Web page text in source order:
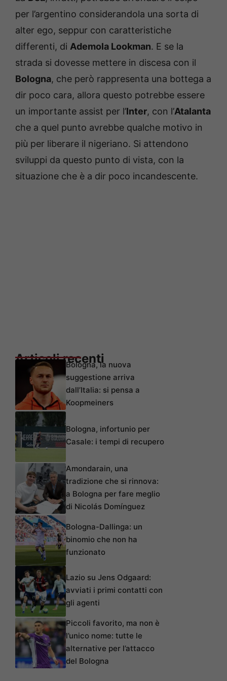
per l’argentino considerandola una sorta di
alter ego, seppur con caratteristiche
differenti, di Ademola Lookman. E se la
strada si dovesse mettere in discesa con il
Bologna, che però rappresenta una bottega a
dir poco cara, allora questo potrebbe essere
un importante assist per l’Inter, con l’Atalanta
che a quel punto avrebbe qualche motivo in
più per liberare il nigeriano. Si attendono
sviluppi da questo punto di vista, con la
situazione che è a dir poco incandescente.
Articoli recenti
Bologna, la nuova
suggestione arriva
dall’Italia: si pensa a
Koopmeiners
Bologna, infortunio per
Casale: i tempi di recupero
Amondarain, una
tradizione che si rinnova:
a Bologna per fare meglio
di Nicolás Domínguez
Bologna-Dallinga: un
binomio che non ha
funzionato
Lazio su Jens Odgaard:
avviati i primi contatti con
gli agenti
Piccoli favorito, ma non è
l’unico nome: tutte le
alternative per l’attacco
del Bologna